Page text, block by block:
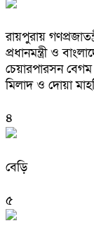
রায়পুরায়
প্রধানমন্ত্রী ও
চেয়ারপারসন
মিলাদ ও দোয়া
৪
বেড়ি
৫